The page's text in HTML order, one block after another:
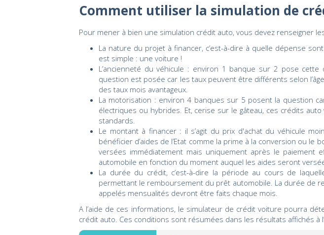
Comment utiliser la simulation de
Pour mener à bien une simulation crédit auto, vous devez renseigner
La nature du projet à financer, c’est-à-dire à quelle dépense
est simple : une voiture !
L’ancienneté du véhicule : environ 1 banque sur 2 pose
question est posée car les taux peuvent être différents selon
des taux mois avantageux.
La motorisation : environ 4 banques sur 5 posent la question
électriques ou hybrides. Et, cerise sur le gâteau, ces crédits
standards.
Le montant à financer : il s’agit du prix d'achat du véhicule
bénéficier d’aides de l’Etat comme la prime à la conversion ou
versées immédiatement mais uniquement après le paiement
automobile en fonction du moment auquel les aides seront
La durée du crédit, c’est-à-dire la période au cours de
permettant le remboursement du prêt automobile. La durée de
appelés mensualités devront être faits chaque mois.
A l’aide de ces informations, le simulateur de crédit voiture pourra
crédit auto. Ces conditions sont résumées dans les résultats affichés à